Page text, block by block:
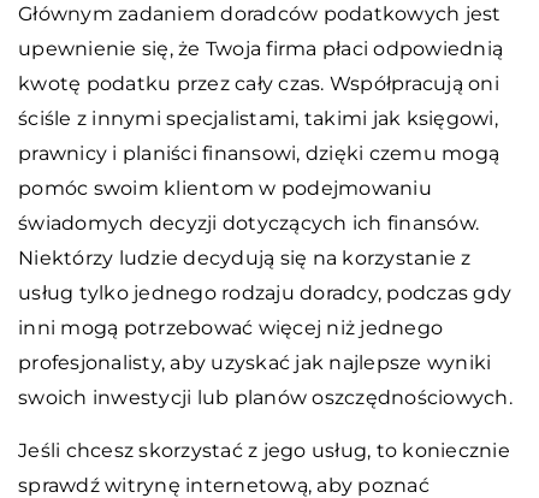
Głównym zadaniem doradców podatkowych jest
upewnienie się, że Twoja firma płaci odpowiednią
kwotę podatku przez cały czas. Współpracują oni
ściśle z innymi specjalistami, takimi jak księgowi,
prawnicy i planiści finansowi, dzięki czemu mogą
pomóc swoim klientom w podejmowaniu
świadomych decyzji dotyczących ich finansów.
Niektórzy ludzie decydują się na korzystanie z
usług tylko jednego rodzaju doradcy, podczas gdy
inni mogą potrzebować więcej niż jednego
profesjonalisty, aby uzyskać jak najlepsze wyniki
swoich inwestycji lub planów oszczędnościowych.
Jeśli chcesz skorzystać z jego usług, to koniecznie
sprawdź witrynę internetową, aby poznać